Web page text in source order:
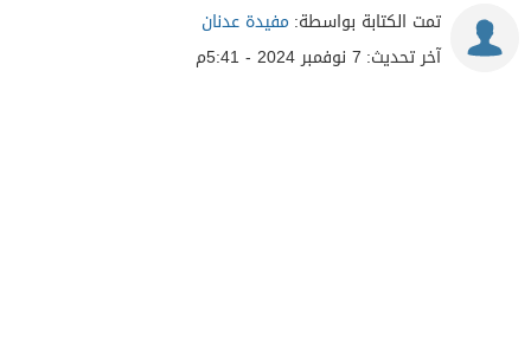
تمت الكتابة بواسطة: مفيدة عدنان
آخر تحديث: 7 نوفمبر 2024 - 5:41م